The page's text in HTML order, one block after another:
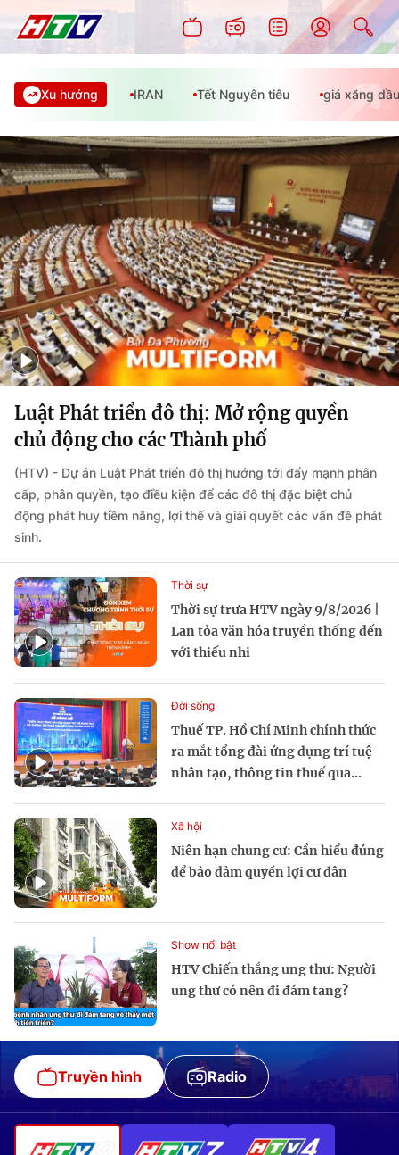
Xu hướng IRAN Tết Nguyên tiêu giá xăng dầu
Luật Phát triển đô thị: Mở rộng quyền
chủ động cho các Thành phố
(HTV) - Dự án Luật Phát triển đô thị hướng tới đẩy mạnh phân
cấp, phân quyền, tạo điều kiện để các đô thị đặc biệt chủ
động phát huy tiềm năng, lợi thế và giải quyết các vấn đề phát
sinh.
Thời sự trưa HTV ngày 9/8/2026 |
Lan tỏa văn hóa truyền thống đến
với thiếu nhi
Thời sự
Thuế TP. Hồ Chí Minh chính thức
ra mắt tổng đài ứng dụng trí tuệ
nhân tạo, thông tin thuế qua...
Đời sống
Niên hạn chung cư: Cần hiểu đúng
để bảo đảm quyền lợi cư dân
Xã hội
HTV Chiến thắng ung thư: Người
ung thư có nên đi đám tang?
Show nổi bật
Truyền hình Radio